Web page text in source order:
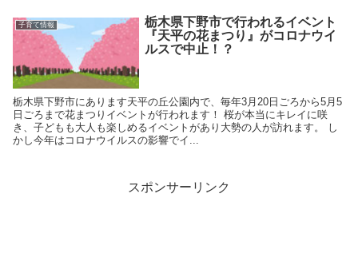
子育て情報
栃木県下野市で行われるイベント
『天平の花まつり』がコロナウイ
ルスで中止！？
栃木県下野市にあります天平の丘公園内で、毎年3月20日ごろから5月5
日ごろまで花まつりイベントが行われます！ 桜が本当にキレイに咲
き、子どもも大人も楽しめるイベントがあり大勢の人が訪れます。 し
かし今年はコロナウイルスの影響でイ...
スポンサーリンク